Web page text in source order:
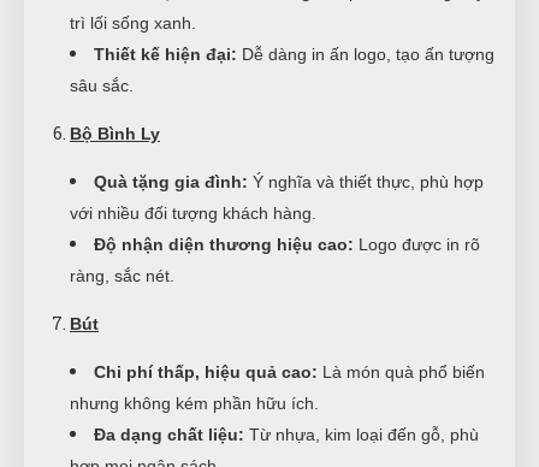
trì lối sống xanh.
Thiết kế hiện đại: Dễ dàng in ấn logo, tạo ấn tượng
sâu sắc.
Bộ Bình Ly
Quà tặng gia đình: Ý nghĩa và thiết thực, phù hợp
với nhiều đối tượng khách hàng.
Độ nhận diện thương hiệu cao: Logo được in rõ
ràng, sắc nét.
Bút
Chi phí thấp, hiệu quả cao: Là món quà phổ biến
nhưng không kém phần hữu ích.
Đa dạng chất liệu: Từ nhựa, kim loại đến gỗ, phù